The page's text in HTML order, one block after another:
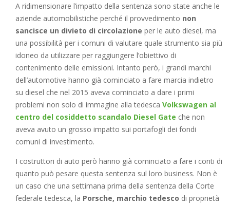
A ridimensionare l’impatto della sentenza sono state anche le
aziende automobilistiche perché il provvedimento non
sancisce un divieto di circolazione per le auto diesel, ma
una possibilità per i comuni di valutare quale strumento sia più
idoneo da utilizzare per raggiungere l’obiettivo di
contenimento delle emissioni. Intanto però, i grandi marchi
dell’automotive hanno già cominciato a fare marcia indietro
su diesel che nel 2015 aveva cominciato a dare i primi
problemi non solo di immagine alla tedesca Volkswagen al
centro del cosiddetto scandalo Diesel Gate che non
aveva avuto un grosso impatto sui portafogli dei fondi
comuni di investimento.
I costruttori di auto però hanno già cominciato a fare i conti di
quanto può pesare questa sentenza sul loro business. Non è
un caso che una settimana prima della sentenza della Corte
federale tedesca, la Porsche, marchio tedesco di proprietà